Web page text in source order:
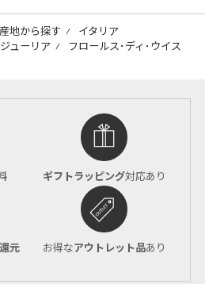
地から探す ⁄ イタリア
ューリア ⁄ フロールス･ディ･ウイス
ギフトラッピング対応あり
元 お得なアウトレット品あり